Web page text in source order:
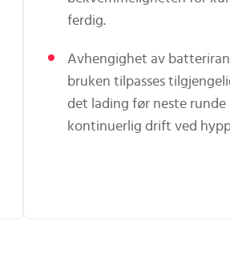
ferdig.
Avhengighet av
bruken tilpasses
det lading før neste runde
kontinuerlig drift ved